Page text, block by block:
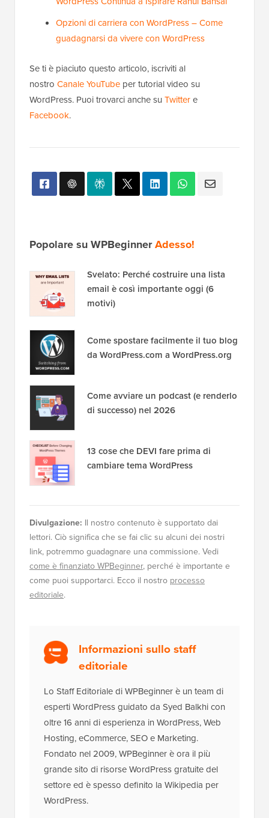
Opzioni di carriera con WordPress – Come
guadagnarsi da vivere con WordPress
Se ti è piaciuto questo articolo, iscriviti al
nostro Canale YouTube per tutorial video su
WordPress. Puoi trovarci anche su Twittere
Facebook.
Popolare su WPBeginnerAdesso!
Svelato: Perché costruire una lista
email è così importante oggi (6
motivi)
Come spostare facilmente il tuo blog
da WordPress.com a WordPress.org
Come avviare un podcast (e renderlo
di successo) nel 2026
13 cose che DEVI fare prima di
cambiare tema WordPress
Divulgazione: Il nostro contenuto è supportato dai
lettori. Ciò significa che se fai clic su alcuni dei nostri
link, potremmo guadagnare una commissione. Vedi
come è finanziato WPBeginner, perché è importante e
come puoi supportarci. Ecco il nostro processo
editoriale.
Informazioni sullo staff
editoriale
Lo Staff Editoriale di WPBeginner è un team di
esperti WordPress guidato da Syed Balkhi con
oltre 16 anni di esperienza in WordPress, Web
Hosting, eCommerce, SEO e Marketing.
Fondato nel 2009, WPBeginner è ora il più
grande sito di risorse WordPress gratuite del
settore ed è spesso definito la Wikipedia per
WordPress.